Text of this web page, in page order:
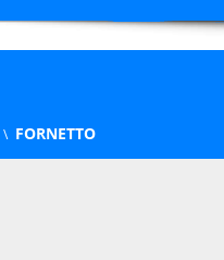
\ FORNETTO